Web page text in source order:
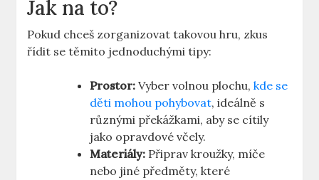
Jak na to?
Pokud chceš zorganizovat takovou hru, zkus
řídit se těmito jednoduchými tipy:
Prostor: Vyber volnou plochu,kde se
děti mohou pohybovat, ideálně s
různými překážkami, aby se cítily
jako opravdové včely.
Materiály: Připrav kroužky, míče
nebo jiné předměty, které